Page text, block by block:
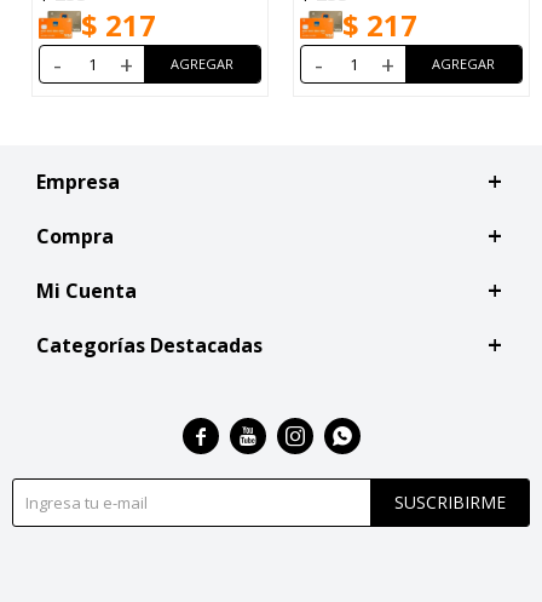
$ 217
- +
$ 217
- +
Empresa
Compra
Mi Cuenta
Categorías Destacadas
SUSCRIBIRME
   